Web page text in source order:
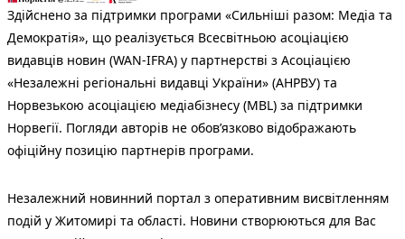
Здійснено за підтримки програми «Сильніші разом: Медіа та
Демократія», що реалізується Всесвітньою асоціацією
видавців новин (WAN-IFRA) у партнерстві з Асоціацією
«Незалежні регіональні видавці України» (АНРВУ) та
Норвезькою асоціацією медіабізнесу (MBL) за підтримки
Норвегії. Погляди авторів не обов’язково відображають
офіційну позицію партнерів програми.
Незалежний новинний портал з оперативним висвітленням
подій у Житомирі та області. Новини створюються для Вас